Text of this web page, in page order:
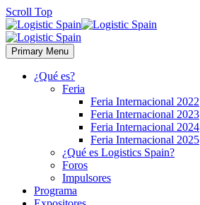
Scroll Top
Primary Menu
¿Qué es?
Feria
Feria Internacional 2022
Feria Internacional 2023
Feria Internacional 2024
Feria Internacional 2025
¿Qué es Logistics Spain?
Foros
Impulsores
Programa